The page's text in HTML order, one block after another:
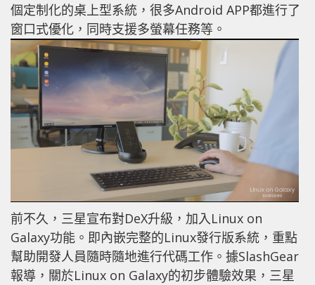
個定制化的桌上型系統，很多Android APP都進行了
窗口式優化，同時支援多螢幕任務等。
前不久，三星宣布對DeX升級，加入Linux on
Galaxy功能。即內嵌完整的Linux發行版系統，重點
幫助開發人員隨時隨地進行代碼工作。據SlashGear
報導，關於Linux on Galaxy的初步體驗效果，三星